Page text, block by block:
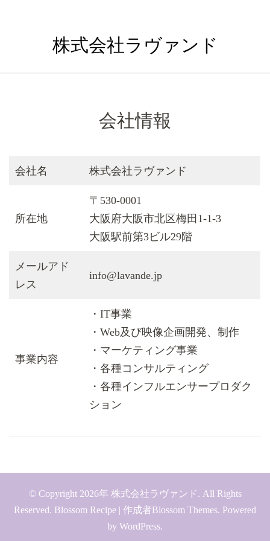
株式会社ラヴァンド
会社情報
会社名 株式会社ラヴァンド
所在地
〒530-0001
大阪府大阪市北区梅田1-1-3
大阪駅前第3ビル29階
メールアド
レス
info@lavande.jp
事業内容
・IT事業
・Web及び映像企画開発、制作
・マーケティング事業
・各種コンサルティング
・各種インフルエンサープロダク
ション
© Copyright 2026年 株式会社ラヴァンド. All Rights
Reserved. Blossom Recipe | 作成者Blossom Themes. Powered
by WordPress.